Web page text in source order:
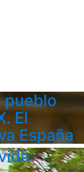
pueblo
El
España